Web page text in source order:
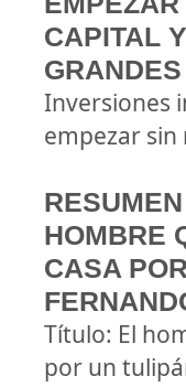
CAPITAL
Inversiones
empezar sin
HOMBRE
CASA
Título: El
por un